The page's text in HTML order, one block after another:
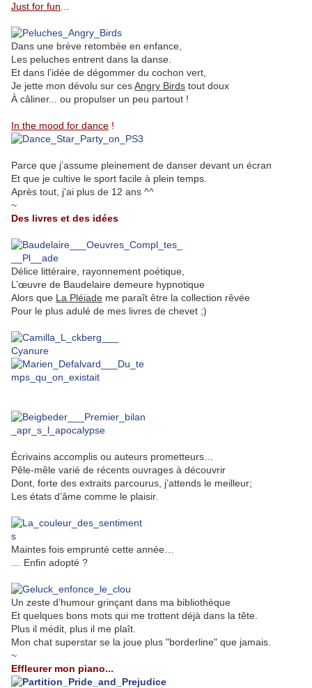
Just for fun
Dans une brève retombée en enfance,
Les peluches entrent dans la danse.
Et dans l’idée de dégommer du cochon vert,
Je jette mon dévolu sur cesAngry Birds tout doux
À câliner... ou propulser un peu partout !
In the mood for dance !
Parce que j’assume pleinement de danser devant un écran
Et que je cultive le sport facile à plein temps.
Après tout, j'ai plus de 12 ans ^^
~
Des livres et des idées
Délice littéraire, rayonnement poétique,
L’œuvre de Baudelaire demeure hypnotique
Alors que La Pléiade me paraît être la collection rêvée
Pour le plus adulé de mes livres de chevet ;)
Écrivains accomplis ou auteurs prometteurs…
Pêle-mêle varié de récents ouvrages à découvrir
Dont, forte des extraits parcourus, j’attends le meilleur;
Les états d’âme comme le plaisir.
Maintes fois emprunté cette année…
… Enfin adopté ?
Un zeste d’humour grinçant dans ma bibliothèque
Et quelques bons mots qui me trottent déjà dans la tête.
Plus il médit, plus il me plaît.
Mon chat superstar se la joue plus "borderline" que jamais.
~
Effleurer mon piano...